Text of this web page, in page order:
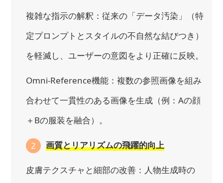
複雑な指示の解釈：従来の「データ汚染」（特
定プロンプトとスタイルの不自然な結びつき）
を軽滅し、ユーザーの意図をより正確に反映。
Omni-Reference機能：複数の参照画像を組み
合わせて一貫性のある画像を生成（例：Aの顔
＋Bの服装を融合）。
2 画質とリアリズムの飛躍的向上
皮膚テクスチャと細部の改善：人物生成時の